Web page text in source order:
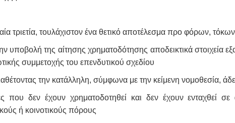
τριετία, τουλάχιστον ένα θετικό αποτέλεσμα προ φόρων,
υποβολή της αίτησης χρηματοδότησης αποδεικτικά στοιχεία
συμμετοχής του επενδυτικού σχεδίου
την κατάλληλη, σύμφωνα με την κείμενη νομοθεσία,
που δεν έχουν χρηματοδοτηθεί και δεν έχουν ενταχθεί
ή κοινοτικούς πόρους